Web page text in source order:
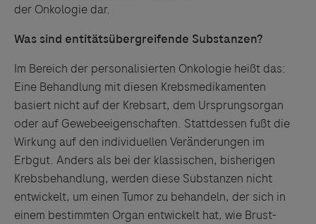
der Onkologie dar.
Was sind entitätsübergreifende Substanzen?
Im Bereich der personalisierten Onkologie heißt das:
Eine Behandlung mit diesen Krebsmedikamenten
basiert nicht auf der Krebsart, dem Ursprungsorgan
oder auf Gewebeeigenschaften. Stattdessen fußt die
Wirkung auf den individuellen Veränderungen im
Erbgut. Anders als bei der klassischen, bisherigen
Krebsbehandlung, werden diese Substanzen nicht
entwickelt, um einen Tumor zu behandeln, der sich in
einem bestimmten Organ entwickelt hat, wie Brust-